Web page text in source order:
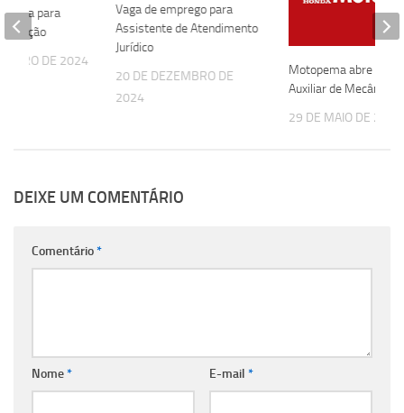
Vaga de emprego para
Assistente de Atendimento
Jurídico
20 DE DEZEMBRO DE
2024
Motopema abre vaga
Auxiliar de Mecânica
29 DE MAIO DE 2023
vaga para
DE 2024
DEIXE UM COMENTÁRIO
Comentário*
Nome* E-mail *